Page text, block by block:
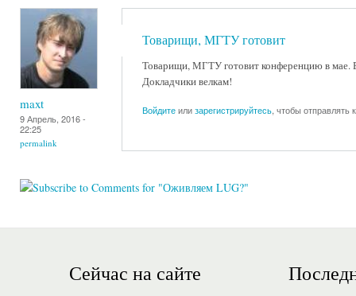
maxt
9 Апрель, 2016 -
22:25
permalink
Товарищи, МГТУ готовит
Товарищи, МГТУ готовит конференцию в мае.
Докладчики велкам!
Войдитеилизарегистрируйтесь, чтобы отправлять
Сейчас на сайте